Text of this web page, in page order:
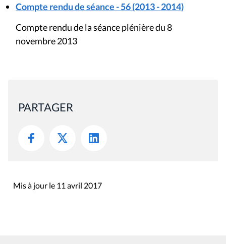
Compte rendu de séance - 56 (2013 - 2014)
Compte rendu de la séance plénière du 8
novembre 2013
PARTAGER
Mis à jour le 11 avril 2017